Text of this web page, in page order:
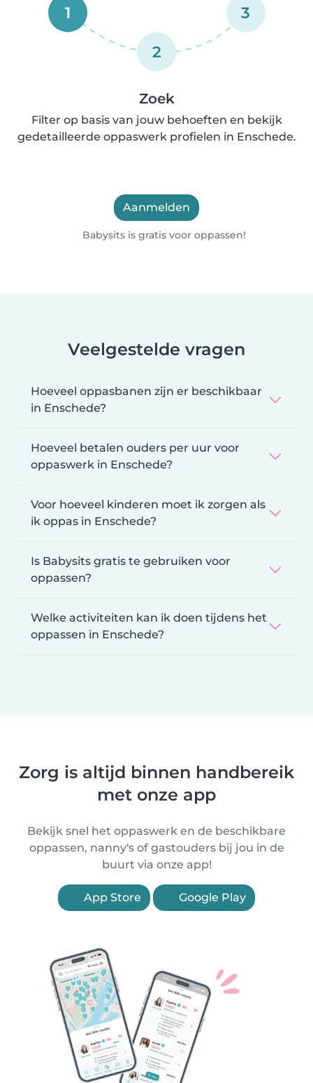
1
2
3
Zoek
Filter op basis van jouw behoeften en bekijk
gedetailleerde oppaswerk profielen in Enschede.
Aanmelden
Babysits is gratis voor oppassen!
Veelgestelde vragen
Hoeveel oppasbanen zijn er beschikbaar
in Enschede?
Hoeveel betalen ouders per uur voor
oppaswerk in Enschede?
Voor hoeveel kinderen moet ik zorgen als
ik oppas in Enschede?
Is Babysits gratis te gebruiken voor
oppassen?
Welke activiteiten kan ik doen tijdens het
oppassen in Enschede?
Zorg is altijd binnen handbereik
met onze app
Bekijk snel het oppaswerk en de beschikbare
oppassen, nanny's of gastouders bij jou in de
buurt via onze app!
App Store Google Play